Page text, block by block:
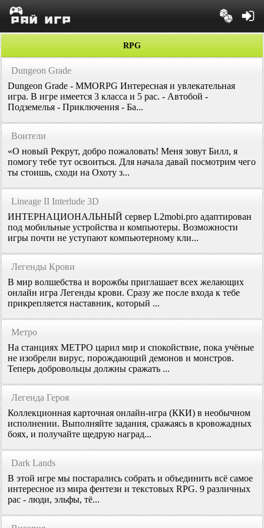
RPG
Dungeon Grade
Dungeon Grade - MMORPG Интересная и увлекательная
игра. В игре имеется 3 класса и 5 рас. - Автобой -
Подземелья - Приключения - Ба...
Воители
«О новый Рекрут, добро пожаловать! Меня зовут Билл, я
помогу тебе тут освоиться. Для начала давай посмотрим чего
ты стоишь, сходи на Охоту з...
Lineage II Interlude 3D
ИНТЕРНАЦИОНАЛЬНЫЙ сервер L2mobi.pro адаптирован
под мобильные устройства и компьютеры. Возможности
игры почти не уступают компьютерному кли...
Легенды Крови
В мир волшебства и ворожбы приглашает всех желающих
онлайн игра Легенды крови. Сразу же после входа к тебе
прикрепляется наставник, который ...
Метро
На станциях МЕТРО царил мир и спокойствие, пока учёные
не изобрели вирус, порождающий демонов и монстров.
Теперь добровольцы должны сражать ...
Легенда Героя
Коллекционная карточная онлайн-игра (ККИ) в необычном
исполнении. Выполняйте задания, сражаясь в кровожадных
боях, и получайте щедрую наград...
Dark Lands
В этой игре мы постарались собрать и объединить всё самое
интересное из мира фентези и текстовых RPG. 9 различных
рас - люди, эльфы, тё...